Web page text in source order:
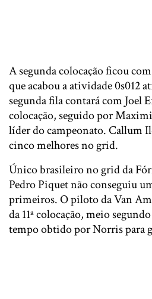
A segunda colocação ficou
que acabou a atividade 0s012
segunda fila contará com Joel
colocação, seguido por
líder do campeonato. Callum
cinco melhores no grid.
Único brasileiro no grid da
Pedro Piquet não conseguiu
primeiros. O piloto da Van
da 11ª colocação, meio
tempo obtido por Norris para